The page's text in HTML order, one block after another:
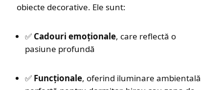
obiecte decorative. Ele sunt:
✅ Cadouri emoționale, care reflectă o
pasiune profundă
✅ Funcționale, oferind iluminare ambientală